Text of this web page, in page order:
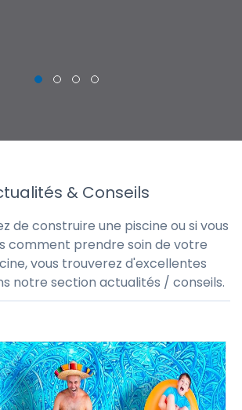
& Conseils
de construire une piscine ou si vous
comment prendre soin de votre
vous trouverez d'excellentes
notre section actualités / conseils.